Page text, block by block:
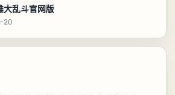
大乱斗官网版
20